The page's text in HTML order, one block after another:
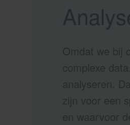
Omdat we bij
complexe
analyseren.
zijn voor een
en waarvoor